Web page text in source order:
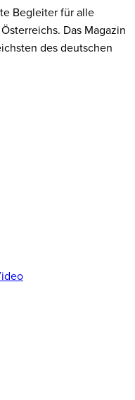
Begleiter für alle
Das Magazin
des deutschen